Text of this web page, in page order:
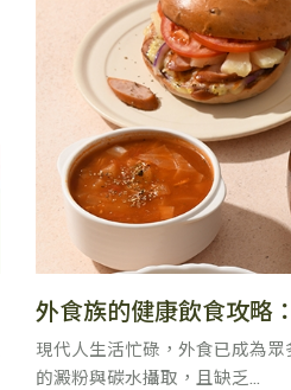
外食族的健康飲食攻略
現代人生活忙碌，外食已成為
的澱粉與碳水攝取，且缺乏...